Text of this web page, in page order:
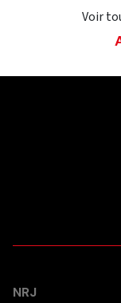
Voir
NRJ